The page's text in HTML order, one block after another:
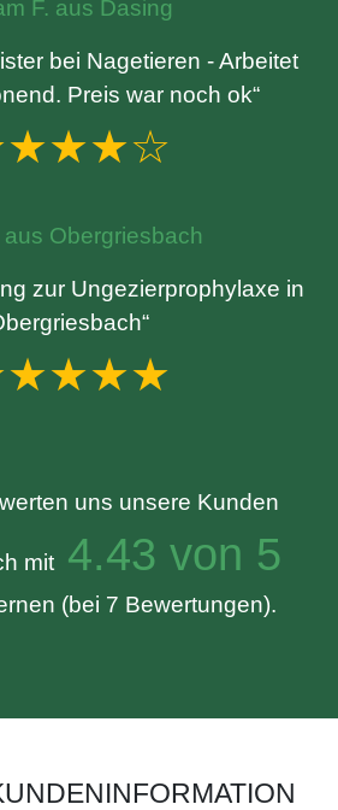
F. aus Dasing
bei Nagetieren - Arbeitet
Preis war noch ok“
aus Obergriesbach
zur Ungezierprophylaxe in
uns unsere Kunden
mit4.43 von 5
(bei 7 Bewertungen).